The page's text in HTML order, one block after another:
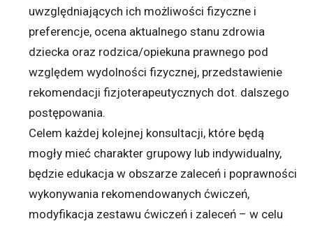
uwzględniających ich możliwości fizyczne i
preferencje, ocena aktualnego stanu zdrowia
dziecka oraz rodzica/opiekuna prawnego pod
względem wydolności fizycznej, przedstawienie
rekomendacji fizjoterapeutycznych dot. dalszego
postępowania.
Celem każdej kolejnej konsultacji, które będą
mogły mieć charakter grupowy lub indywidualny,
będzie edukacja w obszarze zaleceń i poprawności
wykonywania rekomendowanych ćwiczeń,
modyfikacja zestawu ćwiczeń i zaleceń – w celu